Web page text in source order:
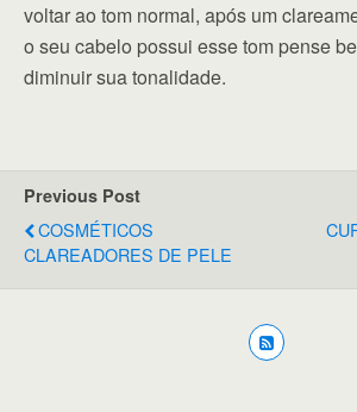
voltar ao tom normal, após um
o seu cabelo possui esse tom pense
diminuir sua tonalidade.
Previous Post
COSMÉTICOS
CLAREADORES DE PELE